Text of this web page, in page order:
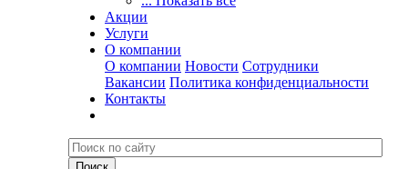
Акции
Услуги
О компании
О компании Новости Сотрудники
Вакансии Политика конфиденциальности
Контакты